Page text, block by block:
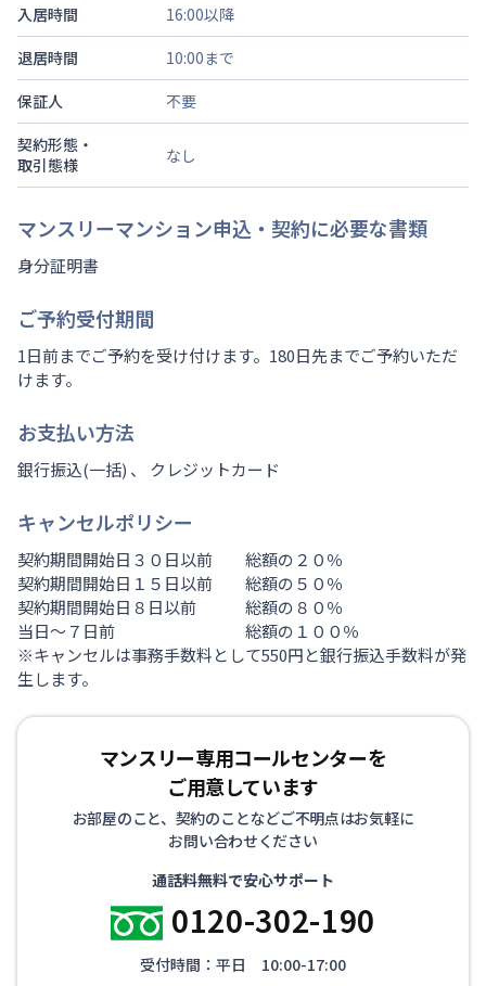
入居時間
16:00以降
退居時間
10:00まで
保証人
不要
契約形態・
取引態様
なし
マンスリーマンション申込・契約に必要な書類
身分証明書
ご予約受付期間
1日前までご予約を受け付けます。180日先までご予約いただ
けます。
お支払い方法
銀行振込(一括) 、 クレジットカード
キャンセルポリシー
契約期間開始日３０日以前 総額の２０％
契約期間開始日１５日以前 総額の５０％
契約期間開始日８日以前 総額の８０％
当日～７日前 総額の１００％
※キャンセルは事務手数料として550円と銀行振込手数料が発
生します。
マンスリー専用コールセンターを
ご用意しています
お部屋のこと、契約のことなどご不明点はお気軽に
お問い合わせください
通話料無料で安心サポート
0120-302-190
受付時間：平日 10:00-17:00